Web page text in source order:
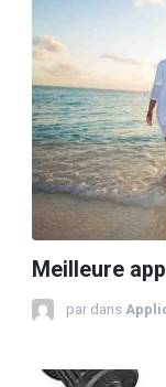
Meilleure
par dans